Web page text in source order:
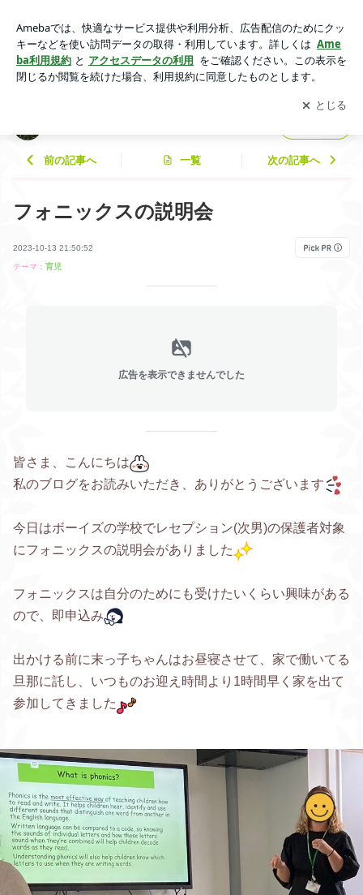
中！
アプリをダウンロードして ブログの更新通知
を受け取りまし
ょう。
開く
前の記事へ 一覧 次の記事へ
フォニックスの説明会
2023-10-13 21:50:52
テーマ： 育児
広告を表示できませんでした
皆さま、こんにちは
私のブログをお読みいただき、ありがとうございます
今日はボーイズの学校でレセプション(次男)の保護者対象
にフォニックスの説明会がありました
フォニックスは自分のためにも受けたいくらい興味がある
ので、即申込み
出かける前に末っ子ちゃんはお昼寝させて、家で働いてる
旦那に託し、いつものお迎え時間より1時間早く家を出て
参加 してきました